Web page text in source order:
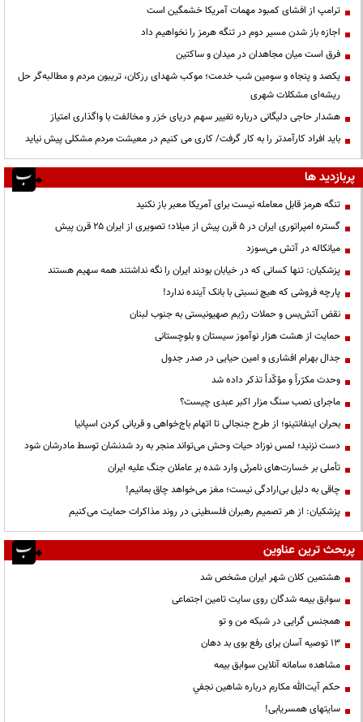
ترامپ از افشای کمبود مهمات آمریکا خشمگین است
اجازه باز شدن مسیر دوم در تنگه هرمز را نخواهیم داد
فرق است میان مجاهدان در میدان و ساکتین
یکصد و پنجاه و سومین شب خدمت؛ موکب شهدای رزکان، تریبون مردم و مطالبه‌گر حل
ریشه‌ای مشکلات شهری
هشدار حاجی دلیگانی درباره تغییر سهم دریای خزر و مخالفت با واگذاری امتیاز
باید افراد کارآمدتر را به کار گرفت/ کاری می کنیم در معیشت مردم مشکلی پیش نیاید
پربازدید ها
تنگه هرمز قابل معامله نیست برای آمریکا معبر باز نکنید
گستره امپراتوری ایران در ۵ قرن پیش از میلاد؛ تصویری از ایران ۲۵ قرن پیش
میانکاله در آتش می‌سوزد
پزشکیان: تنها کسانی که در خیابان بودند ایران را نگه نداشتند همه سهیم هستند
پارچه فروشی که هیچ نسبتی با بانک آینده ندارد!
نقض آتش‌بس و حملات رژیم صهیونیستی به جنوب لبنان
حمایت از هشت هزار نوآموز سیستان و بلوچستانی
جدال بهرام افشاری و امین حیایی در صدر جدول
وحدت مکرّراً و مؤکّداً تذکر داده شد
ماجرای نصب سنگ مزار اکبر عبدی چیست؟
بحران اینفانتینو؛ از طرح جنجالی تا اتهام باج‌خواهی و قربانی کردن اسپانیا
دست نزنید؛ لمس نوزاد حیات وحش می‌تواند منجر به رد شدنشان توسط مادرشان شود
تأملی بر خسارت‌های نامرئی وارد شده بر عاملان جنگ علیه ایران
چاقی به دلیل بی‌ارادگی نیست؛ مغز می‌خواهد چاق بمانیم!
پزشکیان: از هر تصمیم رهبران فلسطینی در روند مذاکرات حمایت می‌کنیم
پربحث ترین عناوین
هشتمین کلان شهر ایران مشخص شد
سوابق بیمه شدگان روی سایت تامین اجتماعی
همجنس گرایی در شبکه من و تو
13 توصیه آسان برای رفع بوی بد دهان
مشاهده سامانه آنلاين سوابق بیمه
حكم آيت‌الله مكارم درباره شاهين نجفي
سایتهای همسریابی!